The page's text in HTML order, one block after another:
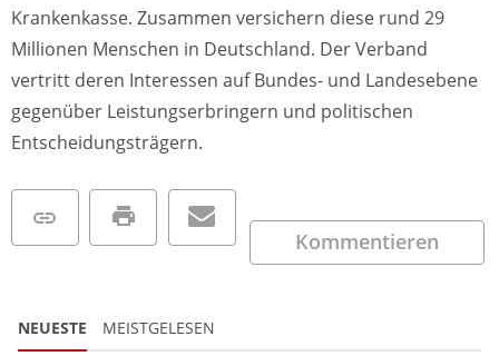
Krankenkasse. Zusammen versichern diese rund 29
Millionen Menschen in Deutschland. Der Verband
vertritt deren Interessen auf Bundes- und Landesebene
gegenüber Leistungserbringern und politischen
Entscheidungsträgern.
Kommentieren
NEUESTE MEISTGELESEN